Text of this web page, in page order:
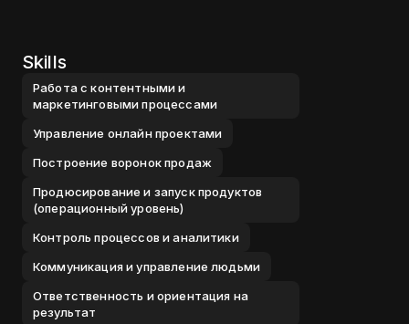
Skills
Работа с контентными и
маркетинговыми процессами
Управление онлайн проектами
Построение воронок продаж
Продюсирование и запуск продуктов
(операционный уровень)
Контроль процессов и аналитики
Коммуникация и управление людьми
Ответственность и ориентация на
результат